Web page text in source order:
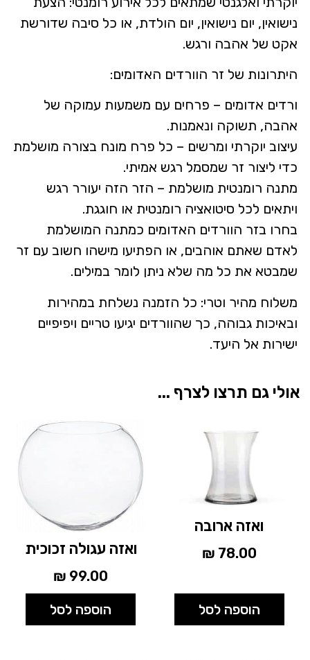
נישואין, יום נישואין, יום הולדת, או כל סיבה שדורשת
אקט של אהבה ורגש.
היתרונות של זר הוורדים האדומים:
ורדים אדומים – פרחים עם משמעות עמוקה של
אהבה, תשוקה ונאמנות.
עיצוב יוקרתי ומרשים – כל פרח מונח בצורה מושלמת
כדי ליצור זר שמסמל רגש אמיתי.
מתנה רומנטית מושלמת – הזר הזה יעורר רגש
ויתאים לכל סיטואציה רומנטית או חוגגת.
בחרו בזר הוורדים האדומים כמתנה המושלמת
לאדם שאתם אוהבים, או הפתיעו מישהו חשוב עם זר
שמבטא את כל מה שלא ניתן לומר במילים.
משלוח מהיר וטרי: כל הזמנה נשלחת במהירות
ובאיכות גבוהה, כך שהוורדים יגיעו טריים ויפיפיים
ישירות אל היעד.
אולי גם תרצו לצרף ...
ואזה ארובה
78.00
₪
הוספה לסל
ואזה עגולה זכוכית
99.00
₪
הוספה לסל